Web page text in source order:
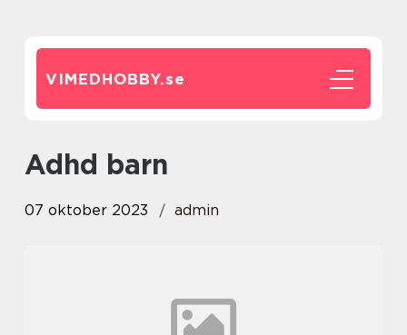
VIMEDHOBBY.se
adhd barn
07 oktober 2023 admin